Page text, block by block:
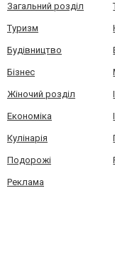
Загальний розділ
Туризм
Будівництво
Бізнес
Жіночий розділ
Економіка
Кулінарія
Подорожі
Реклама